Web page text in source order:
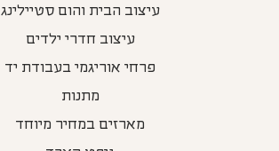
עיצוב הבית והום סטיילינג
עיצוב חדרי ילדים
פרחי אוריגמי בעבודת יד
מתנות
מארזים במחיר מיוחד